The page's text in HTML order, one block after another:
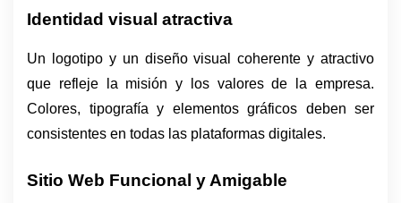
Identidad visual atractiva
Un logotipo y un diseño visual coherente y atractivo
que refleje la misión y los valores de la empresa.
Colores, tipografía y elementos gráficos deben ser
consistentes en todas las plataformas digitales.
Sitio Web Funcional y Amigable